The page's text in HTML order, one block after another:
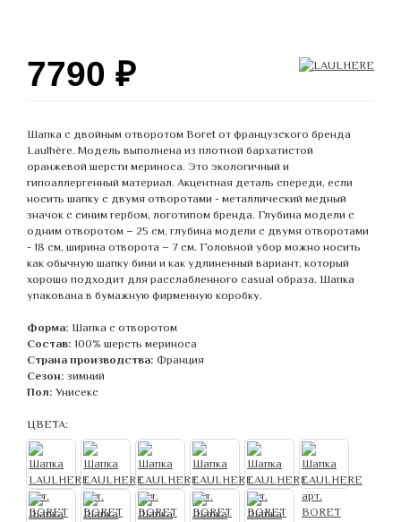
7790 ₽
Шапка с двойным отворотом Boret от французского бренда
Laulhère. Модель выполнена из плотной бархатистой
оранжевой шерсти мериноса. Это экологичный и
гипоаллергенный материал. Акцентная деталь спереди, если
носить шапку с двумя отворотами - металлический медный
значок с синим гербом, логотипом бренда. Глубина модели с
одним отворотом – 25 см, глубина модели с двумя отворотами
- 18 см, ширина отворота – 7 см. Головной убор можно носить
как обычную шапку бини и как удлиненный вариант, который
хорошо подходит для расслабленного casual образа. Шапка
упакована в бумажную фирменную коробку.
Форма: Шапка с отворотом
Состав: 100% шерсть мериноса
Страна производства: Франция
Сезон: зимний
Пол: Унисекс
ЦВЕТА: